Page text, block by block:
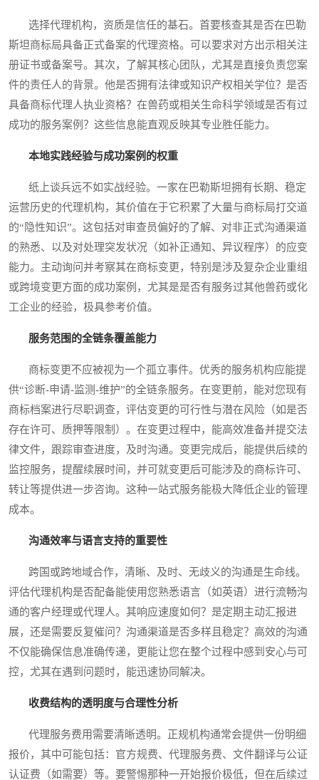
选择代理机构，资质是信任的基石。首要核查其是否在巴勒
斯坦商标局具备正式备案的代理资格。可以要求对方出示相关注
册证书或备案号。其次，了解其核心团队，尤其是直接负责您案
件的责任人的背景。他是否拥有法律或知识产权相关学位？是否
具备商标代理人执业资格？在兽药或相关生命科学领域是否有过
成功的服务案例？这些信息能直观反映其专业胜任能力。
本地实践经验与成功案例的权重
纸上谈兵远不如实战经验。一家在巴勒斯坦拥有长期、稳定
运营历史的代理机构，其价值在于它积累了大量与商标局打交道
的“隐性知识”。这包括对审查员偏好的了解、对非正式沟通渠道
的熟悉、以及对处理突发状况（如补正通知、异议程序）的应变
能力。主动询问并考察其在商标变更，特别是涉及复杂企业重组
或跨境变更方面的成功案例，尤其是是否有服务过其他兽药或化
工企业的经验，极具参考价值。
服务范围的全链条覆盖能力
商标变更不应被视为一个孤立事件。优秀的服务机构应能提
供“诊断-申请-监测-维护”的全链条服务。在变更前，能对您现有
商标档案进行尽职调查，评估变更的可行性与潜在风险（如是否
存在许可、质押等限制）。在变更过程中，能高效准备并提交法
律文件，跟踪审查进度，及时沟通。变更完成后，能提供后续的
监控服务，提醒续展时间，并可就变更后可能涉及的商标许可、
转让等提供进一步咨询。这种一站式服务能极大降低企业的管理
成本。
沟通效率与语言支持的重要性
跨国或跨地域合作，清晰、及时、无歧义的沟通是生命线。
评估代理机构是否配备能使用您熟悉语言（如英语）进行流畅沟
通的客户经理或代理人。其响应速度如何？是定期主动汇报进
展，还是需要反复催问？沟通渠道是否多样且稳定？高效的沟通
不仅能确保信息准确传递，更能让您在整个过程中感到安心与可
控，尤其在遇到问题时，能迅速协同解决。
收费结构的透明度与合理性分析
代理服务费用需要清晰透明。正规机构通常会提供一份明细
报价，其中可能包括：官方规费、代理服务费、文件翻译与公证
认证费（如需要）等。要警惕那种一开始报价极低，但在后续过